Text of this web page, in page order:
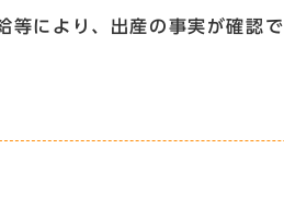
により、出産の事実が確認